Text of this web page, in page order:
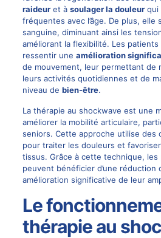
raideuret à soulager la douleurqui
fréquentes avec l’âge. De plus, elle
sanguine, diminuant ainsi les
améliorant la flexibilité. Les
ressentir une amélioration
de mouvement, leur permettant de
leurs activités quotidiennes et de
niveau de bien-être.
La thérapie au shockwave est une
améliorer la mobilité articulaire,
seniors. Cette approche utilise des
pour traiter les douleurs et
tissus. Grâce à cette technique, les
peuvent bénéficier d’une réduction
amélioration significative de leur
Le
thérapie au